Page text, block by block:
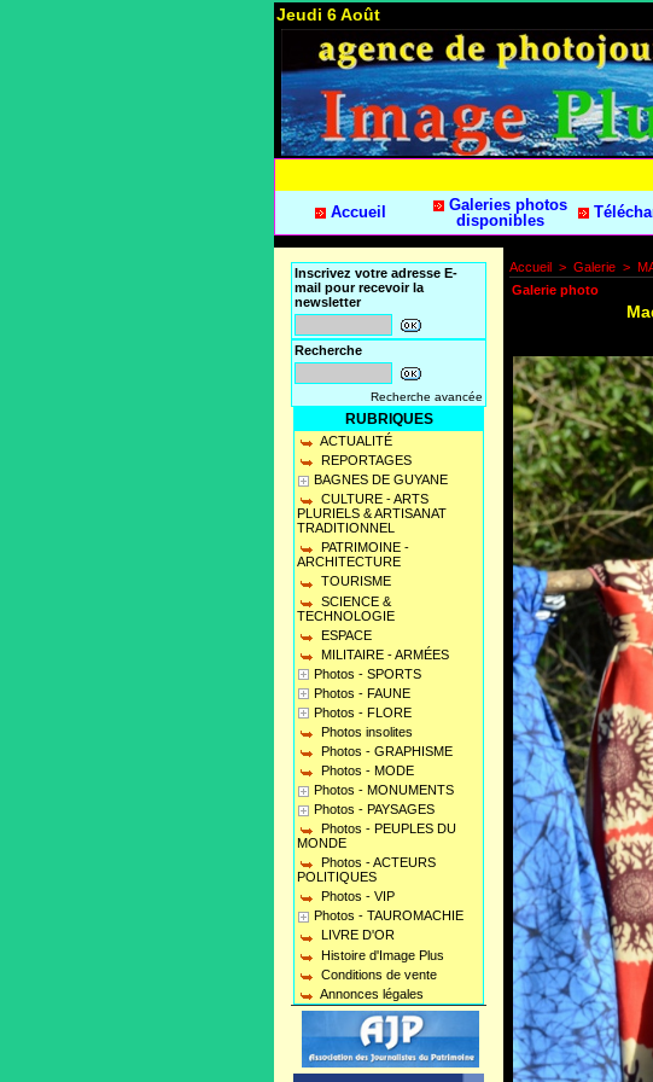
Jeudi 6 Août
Accueil
Galeries photos
disponibles
Inscrivez votre adresse E-
mail pour recevoir la
newsletter
Recherche
Recherche avancée
RUBRIQUES
ACTUALITÉ
REPORTAGES
BAGNES DE GUYANE
CULTURE - ARTS
PLURIELS & ARTISANAT
TRADITIONNEL
PATRIMOINE -
ARCHITECTURE
TOURISME
SCIENCE &
TECHNOLOGIE
ESPACE
MILITAIRE - ARMÉES
Photos - SPORTS
Photos - FAUNE
Photos - FLORE
Photos insolites
Photos - GRAPHISME
Photos - MODE
Photos - MONUMENTS
Photos - PAYSAGES
Photos - PEUPLES DU
MONDE
Photos - ACTEURS
POLITIQUES
Photos - VIP
Photos - TAUROMACHIE
LIVRE D'OR
Histoire d'Image Plus
Conditions de vente
Annonces légales
Accueil > Galerie >
Galerie photo